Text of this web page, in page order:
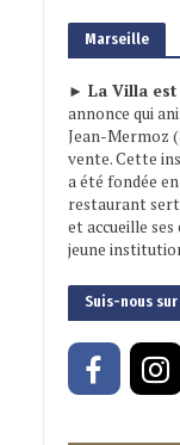
Marseille
► La Villa est
annonce qui
Jean-Mermoz
vente. Cette
a été fondée
restaurant sert
et accueille
jeune
Suis-nous